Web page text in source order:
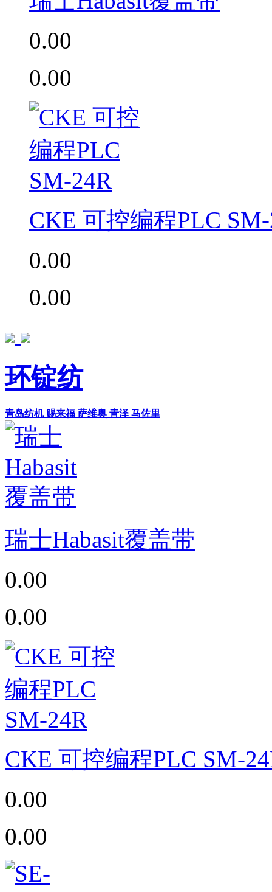
0.00
0.00
CKE 可控编程PLC
0.00
0.00
环锭纺
青岛纺机 赐来福 萨维奥 青泽 马佐里
瑞士Habasit覆盖带
0.00
0.00
CKE 可控编程PLC SM-
0.00
0.00